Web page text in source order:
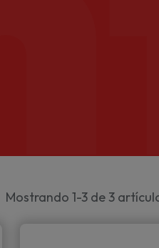
Mostrando 1-3 de 3